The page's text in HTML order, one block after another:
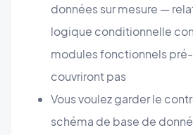
données sur mesure —
logique conditionnelle
modules fonctionnels
couvriront pas
Vous voulez garder le
schéma de base de